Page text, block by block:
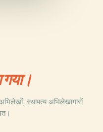
गया।
स्थापत्य अभिलेखागारों